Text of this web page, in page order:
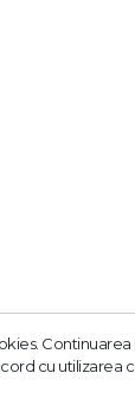
Continuarea
cu utilizarea